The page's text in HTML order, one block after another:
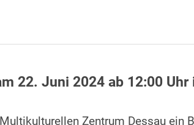
22. Juni 2024 ab 12:00
Zentrum Dessau ein